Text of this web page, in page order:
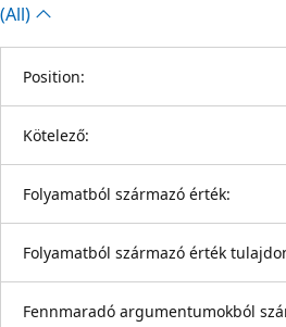
(All)
Position:
Kötelező:
Folyamatból származó érték:
Folyamatból származó érték
Fennmaradó argumentumokból